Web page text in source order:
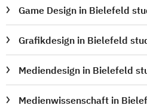
Game Design in Bielefeld
Grafikdesign in Bielefeld
Mediendesign in Bielefeld
Medienwissenschaft in